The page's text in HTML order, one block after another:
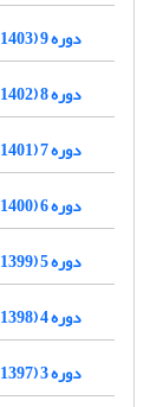
دوره 9 (1403)
دوره 8 (1402)
دوره 7 (1401)
دوره 6 (1400)
دوره 5 (1399)
دوره 4 (1398)
دوره 3 (1397)